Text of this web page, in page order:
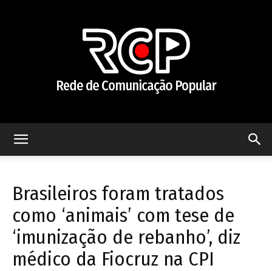
Comunicação
Brasileiros foram tratados
como ‘animais’ com tese de
‘imunização de rebanho’, diz
médico da Fiocruz na CPI